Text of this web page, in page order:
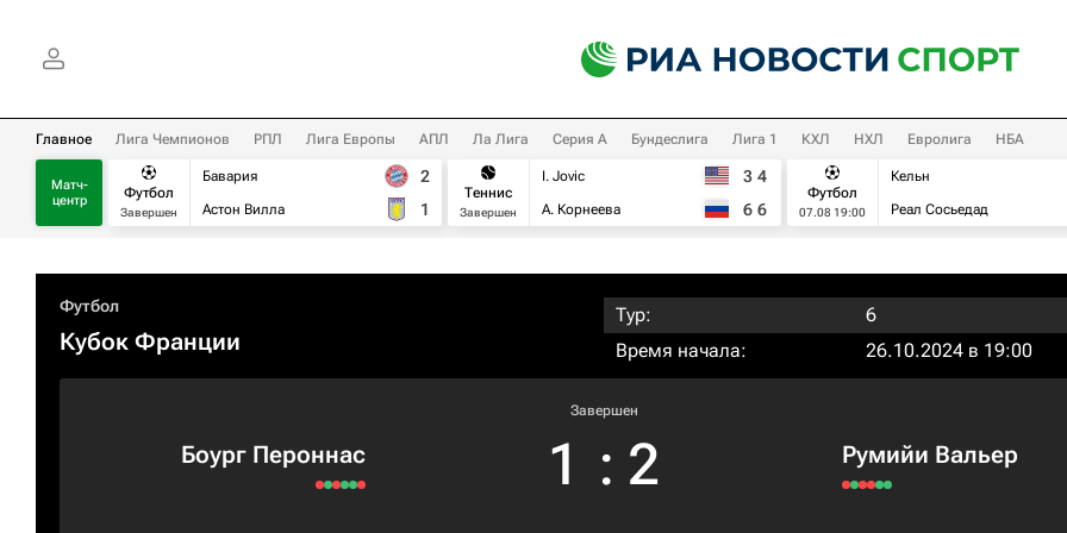
Главное Лига Чемпионов РПЛ Лига Европы АПЛ Ла Лига Серия А Бундеслига Лига 1 КХЛ НХЛ Евролига НБА
Матч-
центр
Футбол
Завершен
Бавария
Астон Вилла
2
1
Теннис
Завершен
I. Jovic
А. Корнеева
3 4
6 6
Футбол
07.08 19:00
Кельн
Реал Сосьедад
Футбол
Кубок Франции
Тур:
6
Время начала:
26.10.2024 в 19:00
Боург Пероннас
Завершен
1 : 2 Румийи Вальер